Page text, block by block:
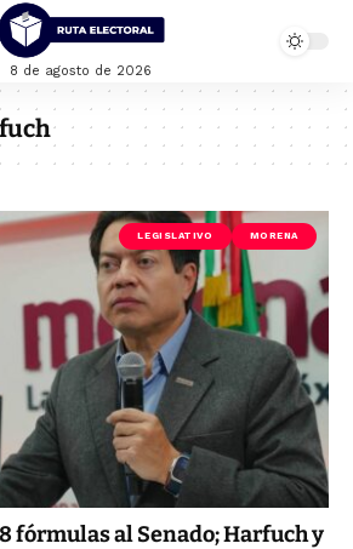
8 de agosto de 2026
LEGISLATIVO MORENA
fórmulas al Senado; Harfuch y